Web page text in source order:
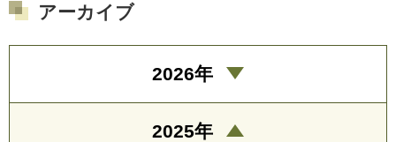
アーカイブ
2026年
2025年